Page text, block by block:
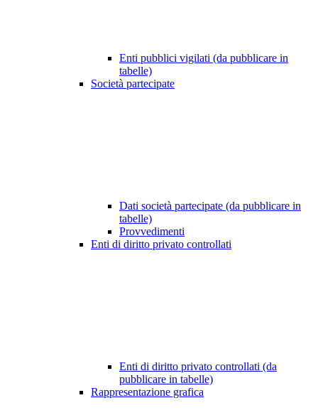
Enti pubblici vigilati (da pubblicare in
tabelle)
Società partecipate
Dati società partecipate (da pubblicare in
tabelle)
Provvedimenti
Enti di diritto privato controllati
Enti di diritto privato controllati (da
pubblicare in tabelle)
Rappresentazione grafica